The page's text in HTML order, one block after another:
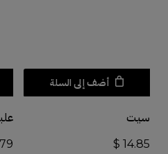
أضف إلى السلة
سيت
$ 14.85